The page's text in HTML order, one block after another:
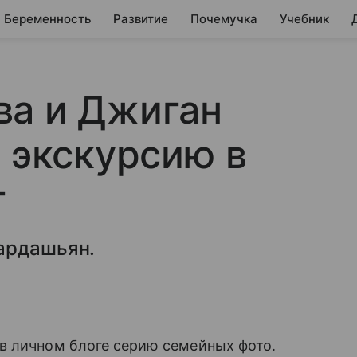
Беременность Развитие Почемучка Учебник
и Джиган
экскурсию в
личном блоге серию семейных фото.